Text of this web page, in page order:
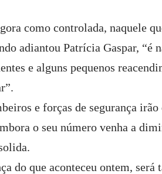
como controlada, naquele
adiantou Patrícia Gaspar, “é
e alguns pequenos
e forças de segurança
o seu número venha a
do que aconteceu ontem, será